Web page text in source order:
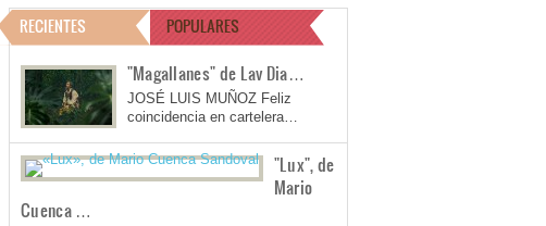
RECIENTES POPULARES
"Magallanes" de Lav Dia…
JOSÉ LUIS MUÑOZ Feliz
coincidencia en cartelera…
"Lux", de
Mario
Cuenca …